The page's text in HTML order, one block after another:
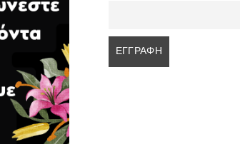
24 Ιανουαρίου 2024